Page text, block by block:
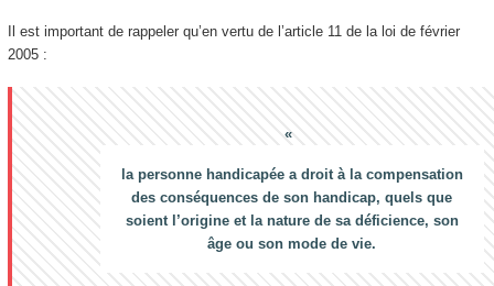
Il est important de rappeler qu’en vertu de l’article 11 de la loi de février
2005 :
la personne handicapée a droit à la compensation
des conséquences de son handicap, quels que
soient l’origine et la nature de sa déficience, son
âge ou son mode de vie.